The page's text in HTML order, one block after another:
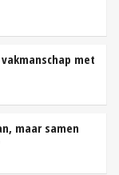
met
maar samen